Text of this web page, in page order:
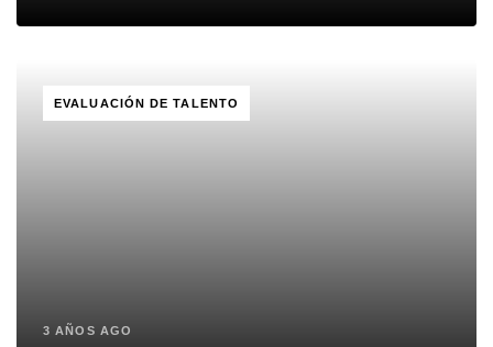
EVALUACIÓN DE TALENTO
3 AÑOS AGO